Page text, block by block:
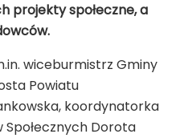
projekty społeczne, a
wiceburmistrz Gminy
Powiatu
koordynatorka
Dorota